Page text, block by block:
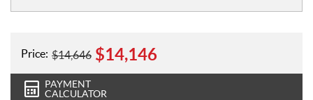
Price: $14,646 $14,146
PAYMENT
CALCULATOR